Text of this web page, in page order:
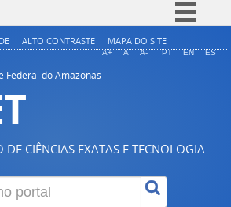
Simplifique!
ALTO CONTRASTE MAPA DO SITE
A+ A A- PT EN ES
Federal do Amazonas
DE CIÊNCIAS EXATAS E TECNOLOGIA